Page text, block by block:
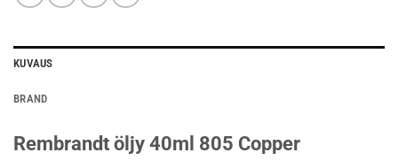
KUVAUS
BRAND
Rembrandt öljy 40ml 805 Copper